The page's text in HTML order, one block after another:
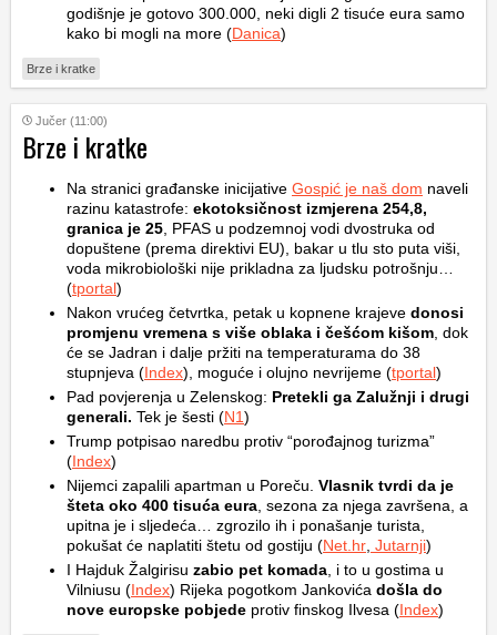
godišnje je gotovo 300.000, neki digli 2 tisuće eura samo
kako bi mogli na more (Danica)
Brze i kratke
Jučer (11:00)
Brze i kratke
Na stranici građanske inicijative Gospić je naš dom naveli
razinu katastrofe: ekotoksičnost izmjerena 254,8,
granica je 25 , PFAS u podzemnoj vodi dvostruka od
dopuštene (prema direktivi EU), bakar u tlu sto puta viši,
voda mikrobiološki nije prikladna za ljudsku potrošnju…
(tportal)
Nakon vrućeg četvrtka, petak u kopnene krajeve donosi
promjenu vremena s više oblaka i češćom kišom , dok
će se Jadran i dalje pržiti na temperaturama do 38
stupnjeva (Index), moguće i olujno nevrijeme (tportal)
Pad povjerenja u Zelenskog: Pretekli ga Zalužnji i drugi
generali. Tek je šesti (N1)
Trump potpisao naredbu protiv “porođajnog turizma”
(Index)
Nijemci zapalili apartman u Poreču. Vlasnik tvrdi da je
šteta oko 400 tisuća eura , sezona za njega završena, a
upitna je i sljedeća… zgrozilo ih i ponašanje turista,
pokušat će naplatiti štetu od gostiju (Net.hr Jutarnji)
I Hajduk Žalgirisu zabio pet komada , i to u gostima u
Vilniusu (Index) Rijeka pogotkom Jankovića došla do
nove europske pobjede protiv finskog Ilvesa (Index)